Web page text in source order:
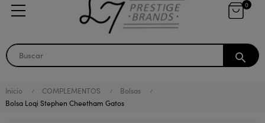
0
search
Inicio COMPLEMENTOS
Bolsas
Bolsa Loqi Stephen Cheetham Gatos